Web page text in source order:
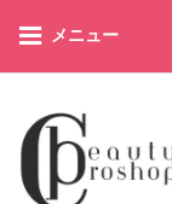
メニュー